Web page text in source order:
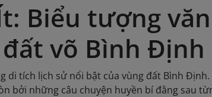
Biểu tượng
đất võ Bình Định
di tích lịch sử nổi bật của vùng đất Bình
bởi những câu chuyện huyền bí đằng sau